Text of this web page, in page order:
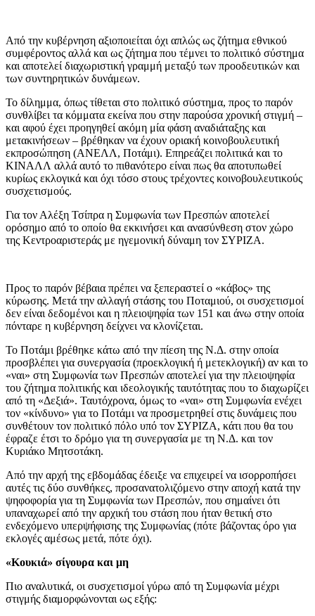
Από την κυβέρνηση αξιοποιείται όχι απλώς ως ζήτημα εθνικού
συμφέροντος αλλά και ως ζήτημα που τέμνει το πολιτικό σύστημα
και αποτελεί διαχωριστική γραμμή μεταξύ των προοδευτικών και
των συντηρητικών δυνάμεων.
Το δίλημμα, όπως τίθεται στο πολιτικό σύστημα, προς το παρόν
συνθλίβει τα κόμματα εκείνα που στην παρούσα χρονική στιγμή –
και αφού έχει προηγηθεί ακόμη μία φάση αναδιάταξης και
μετακινήσεων – βρέθηκαν να έχουν οριακή κοινοβουλευτική
εκπροσώπηση (ΑΝΕΛΛ, Ποτάμι). Επηρεάζει πολιτικά και το
ΚΙΝΑΛΛ αλλά αυτό το πιθανότερο είναι πως θα αποτυπωθεί
κυρίως εκλογικά και όχι τόσο στους τρέχοντες κοινοβουλευτικούς
συσχετισμούς.
Για τον Αλέξη Τσίπρα η Συμφωνία των Πρεσπών αποτελεί
ορόσημο από το οποίο θα εκκινήσει και ανασύνθεση στον χώρο
της Κεντροαριστεράς με ηγεμονική δύναμη τον ΣΥΡΙΖΑ.
Προς το παρόν βέβαια πρέπει να ξεπεραστεί ο «κάβος» της
κύρωσης. Μετά την αλλαγή στάσης του Ποταμιού, οι συσχετισμοί
δεν είναι δεδομένοι και η πλειοψηφία των 151 και άνω στην οποία
πόνταρε η κυβέρνηση δείχνει να κλονίζεται.
Το Ποτάμι βρέθηκε κάτω από την πίεση της Ν.Δ. στην οποία
προσβλέπει για συνεργασία (προεκλογική ή μετεκλογική) αν και το
«ναι» στη Συμφωνία των Πρεσπών αποτελεί για την πλειοψηφία
του ζήτημα πολιτικής και ιδεολογικής ταυτότητας που το διαχωρίζει
από τη «Δεξιά». Ταυτόχρονα, όμως το «ναι» στη Συμφωνία ενέχει
τον «κίνδυνο» για το Ποτάμι να προσμετρηθεί στις δυνάμεις που
συνθέτουν τον πολιτικό πόλο υπό τον ΣΥΡΙΖΑ, κάτι που θα του
έφραζε έτσι το δρόμο για τη συνεργασία με τη Ν.Δ. και τον
Κυριάκο Μητσοτάκη.
Από την αρχή της εβδομάδας έδειξε να επιχειρεί να ισορροπήσει
αυτές τις δύο συνθήκες, προσανατολιζόμενο στην αποχή κατά την
ψηφοφορία για τη Συμφωνία των Πρεσπών, που σημαίνει ότι
υπαναχωρεί από την αρχική του στάση που ήταν θετική στο
ενδεχόμενο υπερψήφισης της Συμφωνίας (πότε βάζοντας όρο για
εκλογές αμέσως μετά, πότε όχι).
«Κουκιά» σίγουρα και μη
Πιο αναλυτικά, οι συσχετισμοί γύρω από τη Συμφωνία μέχρι
στιγμής διαμορφώνονται ως εξής: